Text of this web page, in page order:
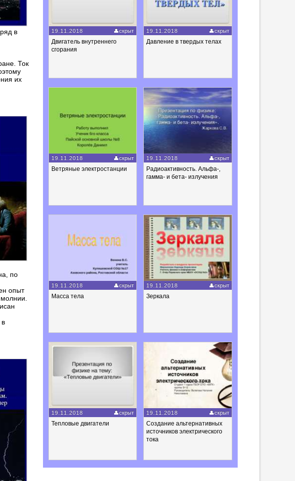
в
Ток
их
по
опыт
19.11.2018 скрыт
Двигатель внутреннего
сгорания
19.11.2018 скрыт
Давление в твердых телах
19.11.2018 скрыт
Ветряные электростанции
19.11.2018 скрыт
Радиоактивность. Альфа-,
гамма- и бета- излучения
19.11.2018 скрыт
Масса тела
19.11.2018 скрыт
Зеркала
19.11.2018 скрыт
Тепловые двигатели
19.11.2018 скрыт
Создание альтернативных
источников электрического
тока